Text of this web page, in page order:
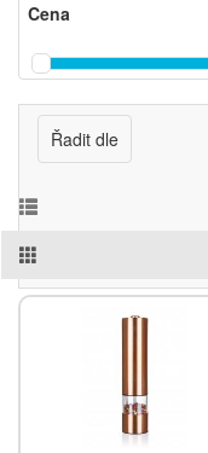
Cena
Řadit dle